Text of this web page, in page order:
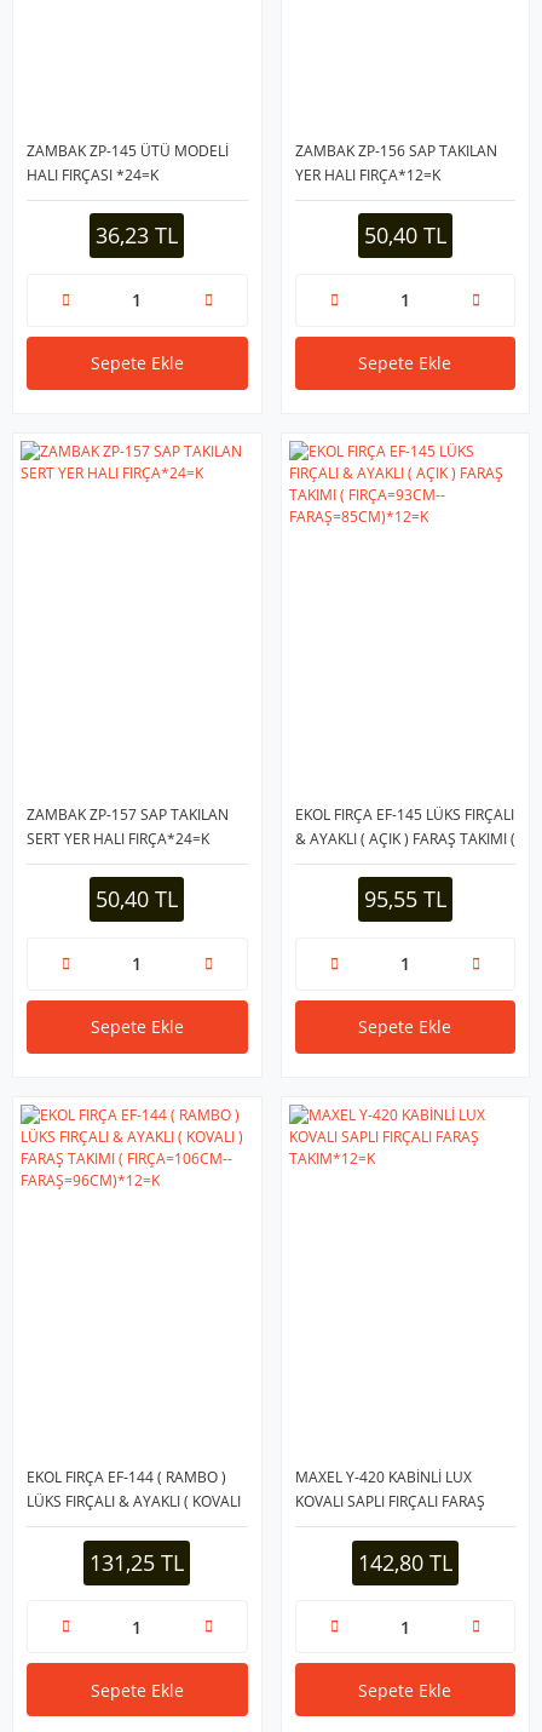
ZAMBAK ZP-145 ÜTÜ MODELİ
HALI FIRÇASI *24=K
36,23 TL
Sepete Ekle
ZAMBAK ZP-156 SAP TAKILAN
YER HALI FIRÇA*12=K
50,40 TL
Sepete Ekle
ZAMBAK ZP-157 SAP TAKILAN
SERT YER HALI FIRÇA*24=K
50,40 TL
Sepete Ekle
EKOL FIRÇA EF-145 LÜKS FIRÇALI
& AYAKLI ( AÇIK ) FARAŞ TAKIMI (
FIRÇA=93CM--
FARAŞ=85CM)*12=K
95,55 TL
Sepete Ekle
EKOL FIRÇA EF-144 ( RAMBO )
LÜKS FIRÇALI & AYAKLI ( KOVALI
) FARAŞ TAKIMI ( FIRÇA=106CM--
FARAŞ=96CM)*12=K
131,25 TL
Sepete Ekle
MAXEL Y-420 KABİNLİ LUX
KOVALI SAPLI FIRÇALI FARAŞ
TAKIM*12=K
142,80 TL
Sepete Ekle